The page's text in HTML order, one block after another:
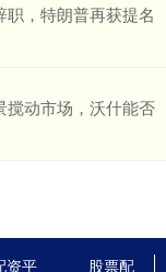
，特朗普再获提名
搅动市场，沃什能否
资平 股票配